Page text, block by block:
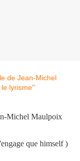
Michel Maulpoix
que himself )